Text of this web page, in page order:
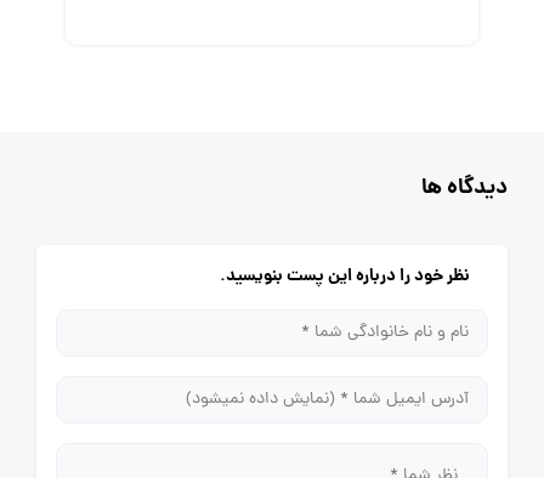
دیدگاه ها
نظر خود را درباره این پست بنویسید.